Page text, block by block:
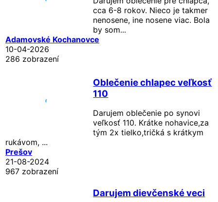
cca 6-8 rokov. Nieco je takmer
nenosene, ine nosene viac. Bola
by som...
Adamovské Kochanovce
10-04-2026
286 zobrazení
Oblečenie chlapec veľkosť
110
Darujem oblečenie po synovi
veľkosť 110. Krátke nohavice,za
tým 2x tielko,tričká s krátkym
rukávom, ...
Prešov
21-08-2024
967 zobrazení
Darujem dievčenské veci